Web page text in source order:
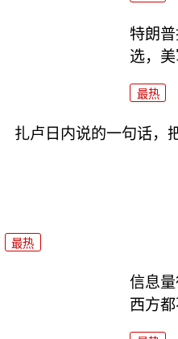
特朗
选，
最热
扎卢日内说的一句话，
最热
信息
西方